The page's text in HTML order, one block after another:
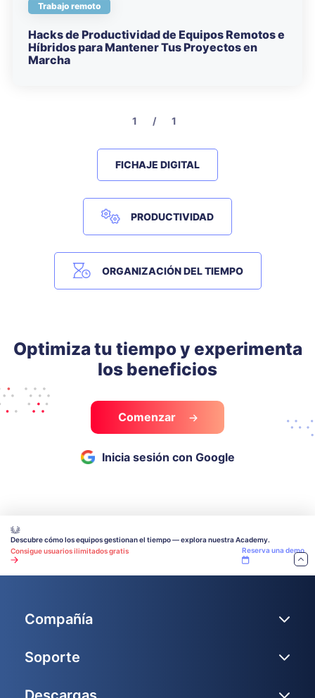
Trabajo remoto
Hacks de Productividad de Equipos Remotos e
Híbridos para Mantener Tus Proyectos en
Marcha
1 / 1
FICHAJE DIGITAL
PRODUCTIVIDAD
ORGANIZACIÓN DEL TIEMPO
Optimiza tu tiempo y experimenta
los beneficios
Comenzar
Inicia sesión con Google
Descubre cómo los equipos gestionan el tiempo — explora nuestra Academy.
Consigue usuarios ilimitados gratis
Reserva una demo
Compañía
Soporte